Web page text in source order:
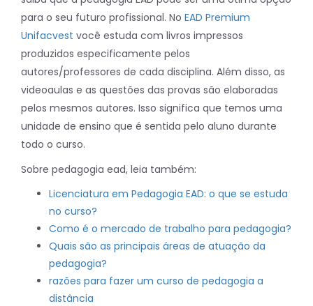
para o seu futuro profissional. No EAD Premium
Unifacvest você estuda com livros impressos
produzidos especificamente pelos
autores/professores de cada disciplina. Além disso, as
videoaulas e as questões das provas são elaboradas
pelos mesmos autores. Isso significa que temos uma
unidade de ensino que é sentida pelo aluno durante
todo o curso.
Sobre pedagogia ead, leia também:
Licenciatura em Pedagogia EAD: o que se estuda
no curso?
Como é o mercado de trabalho para pedagogia?
Quais são as principais áreas de atuação da
pedagogia?
razões para fazer um curso de pedagogia a
distância